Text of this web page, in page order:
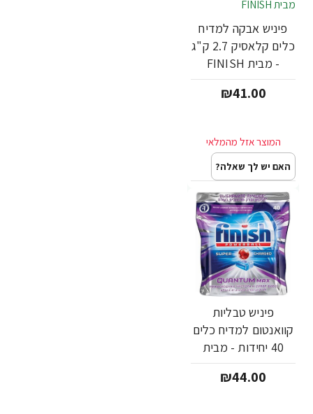
פיניש אבקה למדיח
כלים קלאסיק 2.7 ק"ג
- מבית FINISH
₪41.00
האם יש לך שאלה?
פיניש טבליות
קוואנטום למדיח כלים
40 יחידות - מבית
FINISH
₪44.00